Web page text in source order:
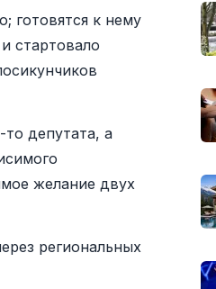
готовятся к нему
стартовало
депутата, а
желание двух
региональных